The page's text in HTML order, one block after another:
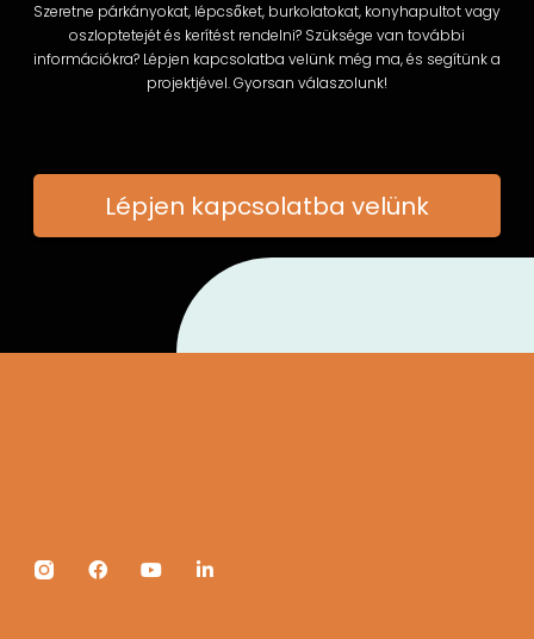
Szeretne párkányokat, lépcsőket, burkolatokat, konyhapultot vagy
oszloptetejét és kerítést rendelni? Szüksége van további
információkra? Lépjen kapcsolatba velünk még ma, és segítünk a
projektjével. Gyorsan válaszolunk!
Lépjen kapcsolatba velünk